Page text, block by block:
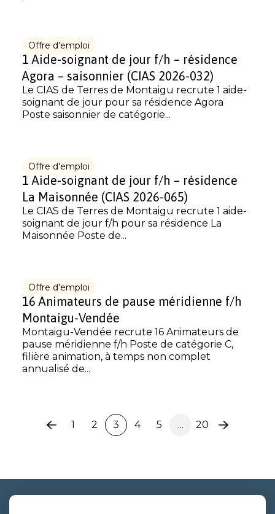
Offre d'emploi
1 Aide-soignant de jour f/h – résidence
Agora – saisonnier (CIAS 2026-032)
Le CIAS de Terres de Montaigu recrute 1 aide-
soignant de jour pour sa résidence Agora
Poste saisonnier de catégorie...
Offre d'emploi
1 Aide-soignant de jour f/h – résidence
La Maisonnée (CIAS 2026-065)
Le CIAS de Terres de Montaigu recrute 1 aide-
soignant de jour f/h pour sa résidence La
Maisonnée Poste de...
Offre d'emploi
16 Animateurs de pause méridienne f/h
Montaigu-Vendée
Montaigu-Vendée recrute 16 Animateurs de
pause méridienne f/h Poste de catégorie C,
filière animation, à temps non complet
annualisé de...
Page1 2 3 4 5 ... 20
Page